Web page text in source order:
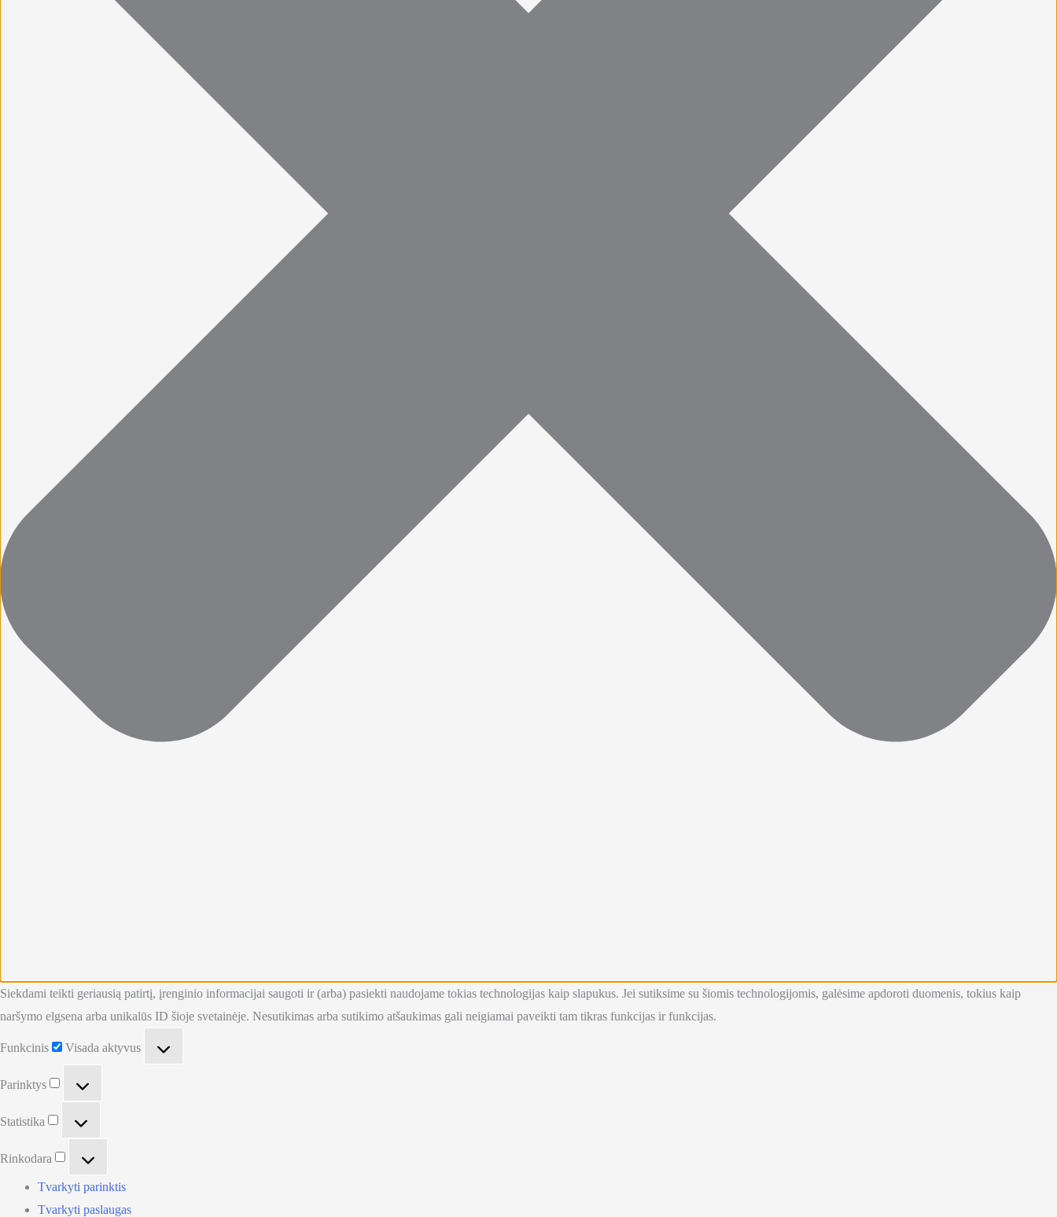
Siekdami teikti geriausią patirtį, įrenginio informacijai saugoti ir (arba) pasiekti naudojame tokias technologijas kaip slapukus. Jei sutiksime su šiomis technologijomis, galėsime apdoroti duomenis, tokius kaip
naršymo elgsena arba unikalūs ID šioje svetainėje. Nesutikimas arba sutikimo atšaukimas gali neigiamai paveikti tam tikras funkcijas ir funkcijas.
Funkcinis Visada aktyvus
Parinktys
Statistika
Rinkodara
Tvarkyti parinktis
Tvarkyti paslaugas